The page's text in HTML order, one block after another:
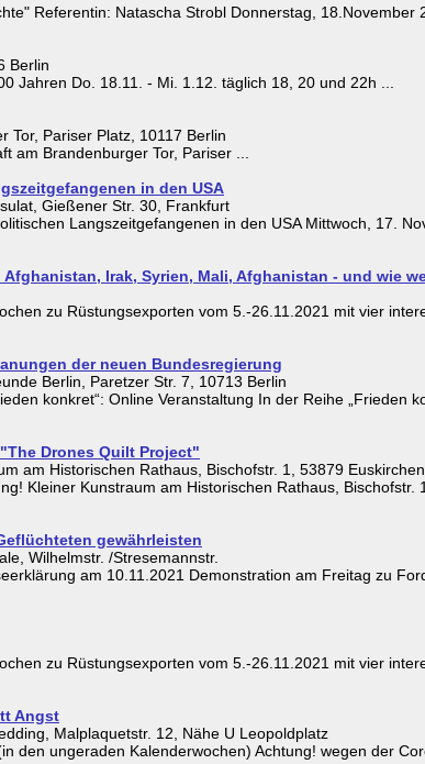
Referentin: Natascha Strobl Donnerstag, 18.November
Berlin
Jahren Do. 18.11. - Mi. 1.12. täglich 18, 20 und 22h ...
Pariser Platz, 10117 Berlin
am Brandenburger Tor, Pariser ...
in den USA
Gießener Str. 30, Frankfurt
Langszeitgefangenen in den USA Mittwoch, 17.
Irak, Syrien, Mali, Afghanistan - und wie
zu Rüstungsexporten vom 5.-26.11.2021 mit vier
der neuen Bundesregierung
Berlin, Paretzer Str. 7, 10713 Berlin
konkret“: Online Veranstaltung In der Reihe „Frieden
Drones Quilt Project"
am Historischen Rathaus, Bischofstr. 1, 53879 Euskirchen
Kleiner Kunstraum am Historischen Rathaus, Bischofstr.
gewährleisten
Wilhelmstr. /Stresemannstr.
am 10.11.2021 Demonstration am Freitag zu
zu Rüstungsexporten vom 5.-26.11.2021 mit vier
Angst
Malplaquetstr. 12, Nähe U Leopoldplatz
den ungeraden Kalenderwochen) Achtung! wegen der